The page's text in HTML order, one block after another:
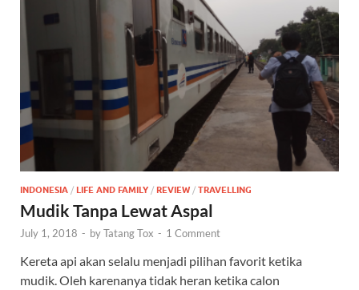
INDONESIA / LIFE AND FAMILY / REVIEW / TRAVELLING
Mudik Tanpa Lewat Aspal
July 1, 2018 - byTatang Tox - 1 Comment
Kereta api akan selalu menjadi pilihan favorit ketika
mudik. Oleh karenanya tidak heran ketika calon